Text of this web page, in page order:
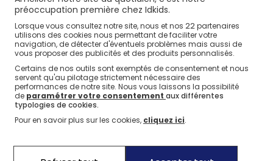
Podcast
En 2 minutes
chrono, l’équipe de
BUBBLEmag se fait
un point d’honneur
à répondre à
toutes vos
Questions de
l’appui !
Les outils
La BUBBLE team,
spécialiste de la
parentalité, a
conçudes outils
pour faciliter le
parents... et des
Les conseils
BUBBLEmag tend
l'oreille aux
meilleurs experts
de la parentalité
pour partager
meilleurs tips pour
enfants !
préoccupation première chez Idkids.
Lorsque vous consultez notre site, nous et nos 22partenaires
utilisons des cookies nous permettant de faciliter votre
navigation, de détecter d'éventuels problèmes mais aussi de
vous proposer des publicités et des produits personnalisés.
Certains de nos outils sont exemptés de consentement et nous
servent qu'au pilotage strictement nécessaire des
performances de notre site. Nous vous laissons la possibilité
de paramétrer votre consentement aux différentes
typologies de cookies.
Pour en savoir plus sur les cookies, cliquez ici.